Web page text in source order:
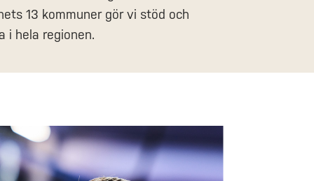
13 kommuner gör vi stöd och
i hela regionen.